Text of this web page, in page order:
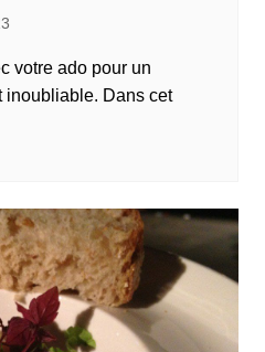
votre ado pour un
inoubliable. Dans cet